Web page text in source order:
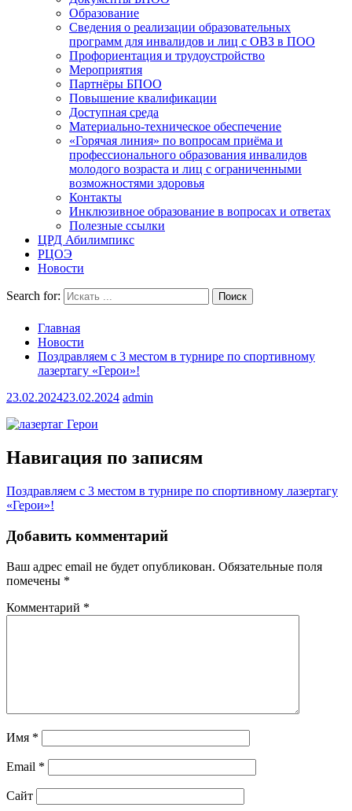
Образование
Сведения о реализации образовательных
программ для инвалидов и лиц с ОВЗ в ПОО
Профориентация и трудоустройство
Мероприятия
Партнёры БПОО
Повышение квалификации
Доступная среда
Материально-техническое обеспечение
«Горячая линия» по вопросам приёма и
профессионального образования инвалидов
молодого возраста и лиц с ограниченными
возможностями здоровья
Контакты
Инклюзивное образование в вопросах и ответах
Полезные ссылки
ЦРД Абилимпикс
РЦОЭ
Новости
Search for:
Главная
Новости
Поздравляем с 3 местом в турнире по спортивному
лазертагу «Герои»!
23.02.202423.02.2024 admin
Навигация по записям
Поздравляем с 3 местом в турнире по спортивному лазертагу
«Герои»!
Добавить комментарий
Ваш адрес email не будет опубликован. Обязательные поля
помечены *
Комментарий *
Имя *
Email *
Сайт